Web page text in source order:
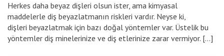
Herkes daha beyaz dişleri olsun ister, ama kimyasal
maddelerle diş beyazlatmanın riskleri vardır. Neyse ki,
dişleri beyazlatmak için bazı doğal yöntemler var. Üstelik bu
yöntemler diş minelerinize ve diş etlerinize zarar vermiyor. […]